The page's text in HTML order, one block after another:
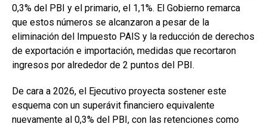
0,3% del PBI y el primario, el 1,1%. El Gobierno remarca
que estos números se alcanzaron a pesar de la
eliminación del Impuesto PAIS y la reducción de derechos
de exportación e importación, medidas que recortaron
ingresos por alrededor de 2 puntos del PBI.
De cara a 2026, el Ejecutivo proyecta sostener este
esquema con un superávit financiero equivalente
nuevamente al 0,3% del PBI, con las retenciones como